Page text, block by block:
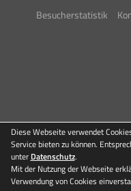
Besucherstatistik
Diese Webseite verwendet
Service bieten zu können.
unter Datenschutz.
Mit der Nutzung der Webseite
Verwendung von Cookies